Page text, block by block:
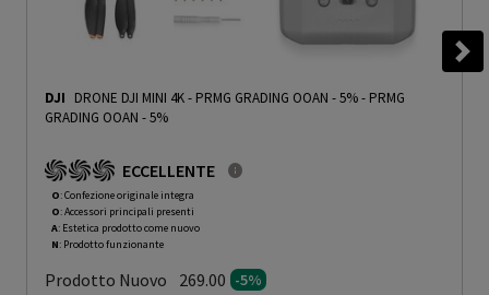
DJI DRONE DJI MINI 4K - PRMG GRADING OOAN - 5%- PRMG
GRADING OOAN - 5%
ECCELLENTE
O: Confezione originale integra
O: Accessori principali presenti
A: Estetica prodotto come nuovo
N: Prodotto funzionante
Prodotto Nuovo 269.00 -5%